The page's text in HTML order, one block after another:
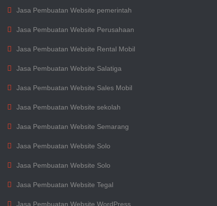
Jasa Pembuatan Website pemerintah
Jasa Pembuatan Website Perusahaan
Jasa Pembuatan Website Rental Mobil
Jasa Pembuatan Website Salatiga
Jasa Pembuatan Website Sales Mobil
Jasa Pembuatan Website sekolah
Jasa Pembuatan Website Semarang
Jasa Pembuatan Website Solo
Jasa Pembuatan Website Solo
Jasa Pembuatan Website Tegal
Jasa Pembuatan Website WordPress